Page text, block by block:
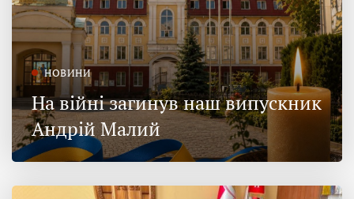
НОВИНИ
На війні загинув наш випускник
Андрій Малий